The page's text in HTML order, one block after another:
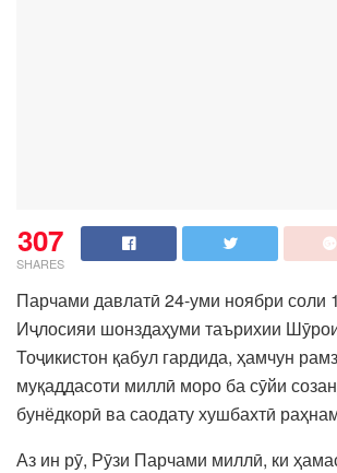
307
SHARES
Парчами давлатӣ 24-уми ноябри соли
Иҷлосияи шонздаҳуми таърихии
Тоҷикистон қабул гардида, ҳамчун
муқаддасоти миллӣ моро ба сӯйи
бунёдкорӣ ва саодату хушбахтӣ
Аз ин рӯ, Рӯзи Парчами миллӣ, ки